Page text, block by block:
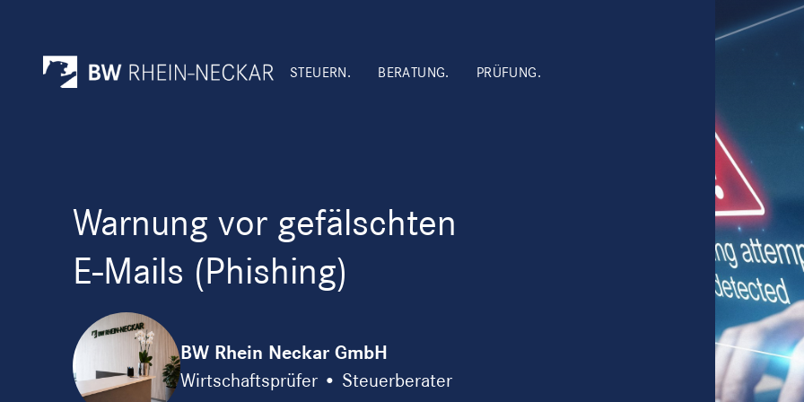
STEUERN. BERATUNG. PRÜFUNG.
Warnung vor gefälschten
E-Mails (Phishing)
BW Rhein Neckar GmbH
Wirtschaftsprüfer • Steuerberater